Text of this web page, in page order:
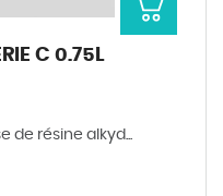
C 0.75L
de résine alkyd...